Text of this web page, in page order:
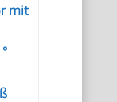
mit